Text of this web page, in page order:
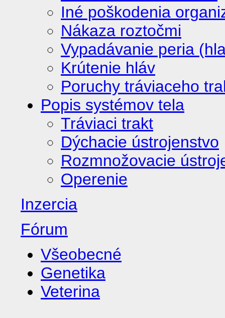
Iné poškodenia
Nákaza roztočmi
Vypadávanie peria
Krútenie hláv
Poruchy tráviaceho
Popis systémov tela
Tráviaci trakt
Dýchacie ústrojenstvo
Rozmnožovacie
Operenie
Inzercia
Fórum
Všeobecné
Genetika
Veterina